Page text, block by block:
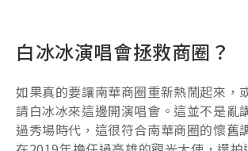
白冰冰演唱會拯救商圈？
如果真的要讓南華商圈重新熱鬧起來，
請白冰冰來這邊開演唱會。這並不是亂
過秀場時代，這很符合南華商圈的懷舊